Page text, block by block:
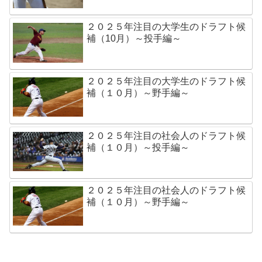
２０２５年注目の大学生のドラフト候
補（10月）～投手編～
２０２５年注目の大学生のドラフト候
補（１０月）～野手編～
２０２５年注目の社会人のドラフト候
補（１０月）～投手編～
２０２５年注目の社会人のドラフト候
補（１０月）～野手編～